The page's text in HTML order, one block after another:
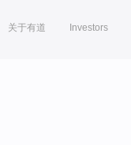
关于有道 Investors